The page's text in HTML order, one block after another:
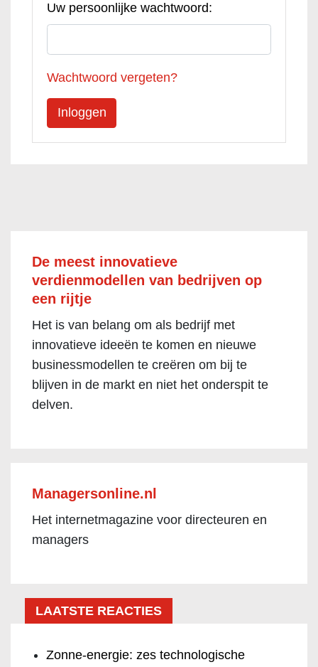
Uw persoonlijke wachtwoord:
Wachtwoord vergeten?
De meest innovatieve
verdienmodellen van bedrijven op
een rijtje
Het is van belang om als bedrijf met
innovatieve ideeën te komen en nieuwe
businessmodellen te creëren om bij te
blijven in de markt en niet het onderspit te
delven.
Managersonline.nl
Het internetmagazine voor directeuren en
managers
LAATSTE REACTIES
Zonne-energie: zes technologische